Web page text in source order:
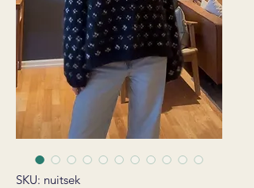
SKU: nuitsek